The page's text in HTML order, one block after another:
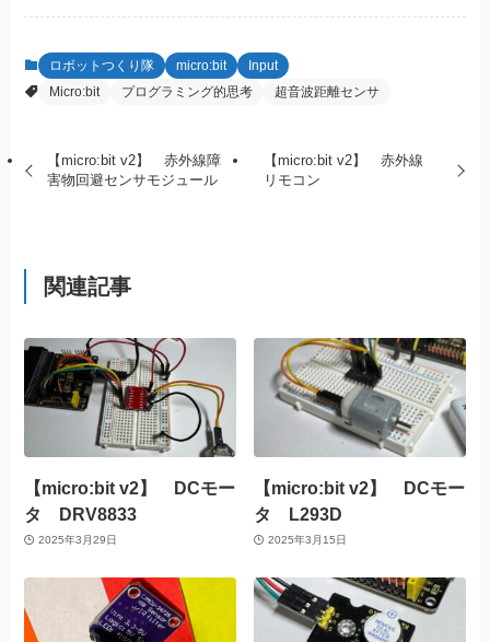
ロボットつくり隊 micro:bit
Input
Micro:bit
プログラミング的思考 超音波距離センサ
【micro:bit v2】 赤外線障
害物回避センサモジュール
【micro:bit v2】 赤外線
リモコン
関連記事
【micro:bit v2】 DCモー
タ DRV8833
2025年3月29日
【micro:bit v2】 DCモー
タ L293D
2025年3月15日